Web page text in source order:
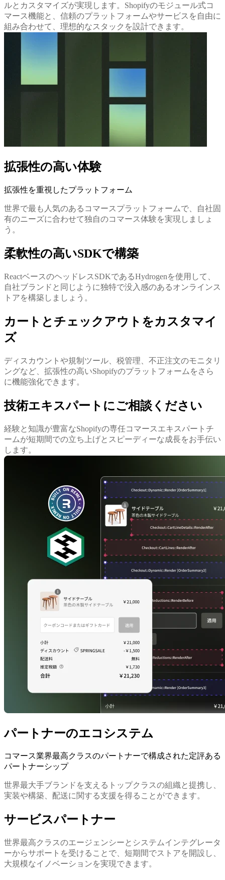
ルとカスタマイズが実現します。Shopifyのモジュール式コ
マース機能と、信頼のプラットフォームやサービスを自由に
組み合わせて、理想的なスタックを設計できます。
拡張性の高い体験
拡張性を重視したプラットフォーム
世界で最も人気のあるコマースプラットフォームで、自社固
有のニーズに合わせて独自のコマース体験を実現しましょ
う。
柔軟性の高いSDKで構築
ReactベースのヘッドレスSDKであるHydrogenを使用して、
自社ブランドと同じように独特で没入感のあるオンラインス
トアを構築しましょう。
カートとチェックアウトをカスタマイ
ズ
ディスカウントや規制ツール、税管理、不正注文のモニタリ
ングなど、拡張性の高いShopifyのプラットフォームをさら
に機能強化できます。
技術エキスパートにご相談ください
経験と知識が豊富なShopifyの専任コマースエキスパートチ
ームが短期間での立ち上げとスピーディーな成長をお手伝い
します。
パートナーのエコシステム
コマース業界最高クラスのパートナーで構成された定評ある
パートナーシップ
世界最大手ブランドを支えるトップクラスの組織と提携し、
実装や構築、配送に関する支援を得ることができます。
サービスパートナー
世界最高クラスのエージェンシーとシステムインテグレータ
ーからサポートを受けることで、短期間でストアを開設し、
大規模なイノベーションを実現できます。